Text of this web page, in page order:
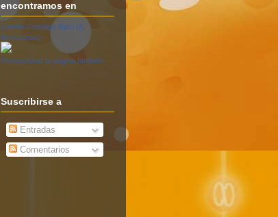
encontramos en
Cuenta Conmigo Bijou (&
Accesorios)
Promocionar tu página también
Suscribirse a
Entradas
Comentarios